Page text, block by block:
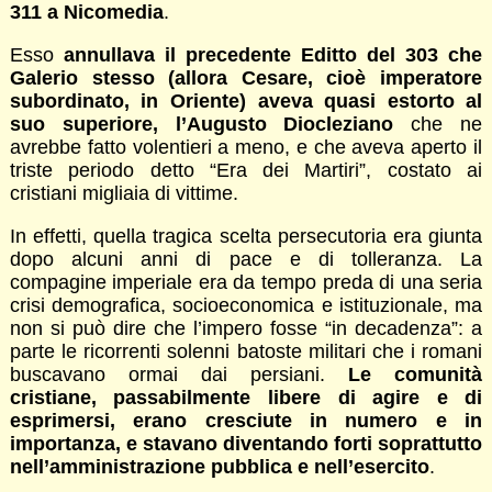
311 a Nicomedia.
Esso annullava il precedente Editto del 303 che
Galerio stesso (allora Cesare, cioè imperatore
subordinato, in Oriente) aveva quasi estorto al
suo superiore, l’Augusto Diocleziano che ne
avrebbe fatto volentieri a meno, e che aveva aperto il
triste periodo detto “Era dei Martiri”, costato ai
cristiani migliaia di vittime.
In effetti, quella tragica scelta persecutoria era giunta
dopo alcuni anni di pace e di tolleranza. La
compagine imperiale era da tempo preda di una seria
crisi demografica, socioeconomica e istituzionale, ma
non si può dire che l’impero fosse “in decadenza”: a
parte le ricorrenti solenni batoste militari che i romani
buscavano ormai dai persiani. Le comunità
cristiane, passabilmente libere di agire e di
esprimersi, erano cresciute in numero e in
importanza, e stavano diventando forti soprattutto
nell’amministrazione pubblica e nell’esercito.